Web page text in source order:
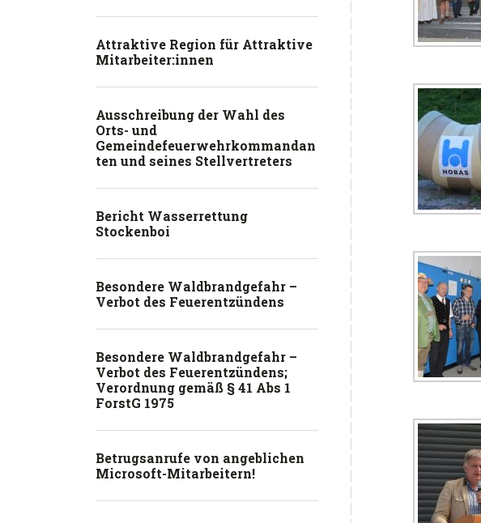
Attraktive Region für Attraktive
Mitarbeiter:innen
Ausschreibung der Wahl des
Orts- und
Gemeindefeuerwehrkommandan
ten und seines Stellvertreters
Bericht Wasserrettung
Stockenboi
Besondere Waldbrandgefahr –
Verbot des Feuerentzündens
Besondere Waldbrandgefahr –
Verbot des Feuerentzündens;
Verordnung gemäß § 41 Abs 1
ForstG 1975
Betrugsanrufe von angeblichen
Microsoft-Mitarbeitern!